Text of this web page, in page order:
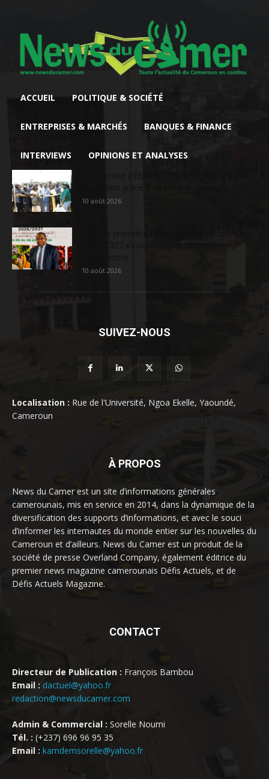
ACCUEIL POLITIQUE & SOCIÉTÉ
ENTREPRISES & MARCHÉS BANQUES & FINANCE
INTERVIEWS OPINIONS ET ANALYSES
10 août 2026
10 août 2026
SUIVEZ-NOUS
Localisation : Rue de l'Université, Ngoa Ekelle, Yaoundé,
Cameroun
À PROPOS
News du Camer est un site d’informations générales
camerounais, mis en service en 2014, dans la dynamique de la
diversification des supports d’informations, et avec le souci
d’informer les internautes du monde entier sur les nouvelles du
Cameroun et d’ailleurs. News du Camer est un produit de la
société de presse Overland Company, également éditrice du
premier news magazine camerounais Défis Actuels, et de
Défis Actuels Magazine.
CONTACT
Directeur de Publication : François Bambou
Email : dactuel@yahoo.fr
redaction@newsducamer.com
Admin & Commercial : Sorelle Noumi
Tél. : (+237) 696 96 95 35
Email : kamdemsorelle@yahoo.fr